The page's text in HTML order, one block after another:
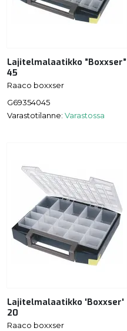
Lajitelmalaatikko ”Boxxser”
45
Raaco boxxser
G69354045
Varastotilanne: Varastossa
Lajitelmalaatikko 'Boxxser'
20
Raaco boxxser